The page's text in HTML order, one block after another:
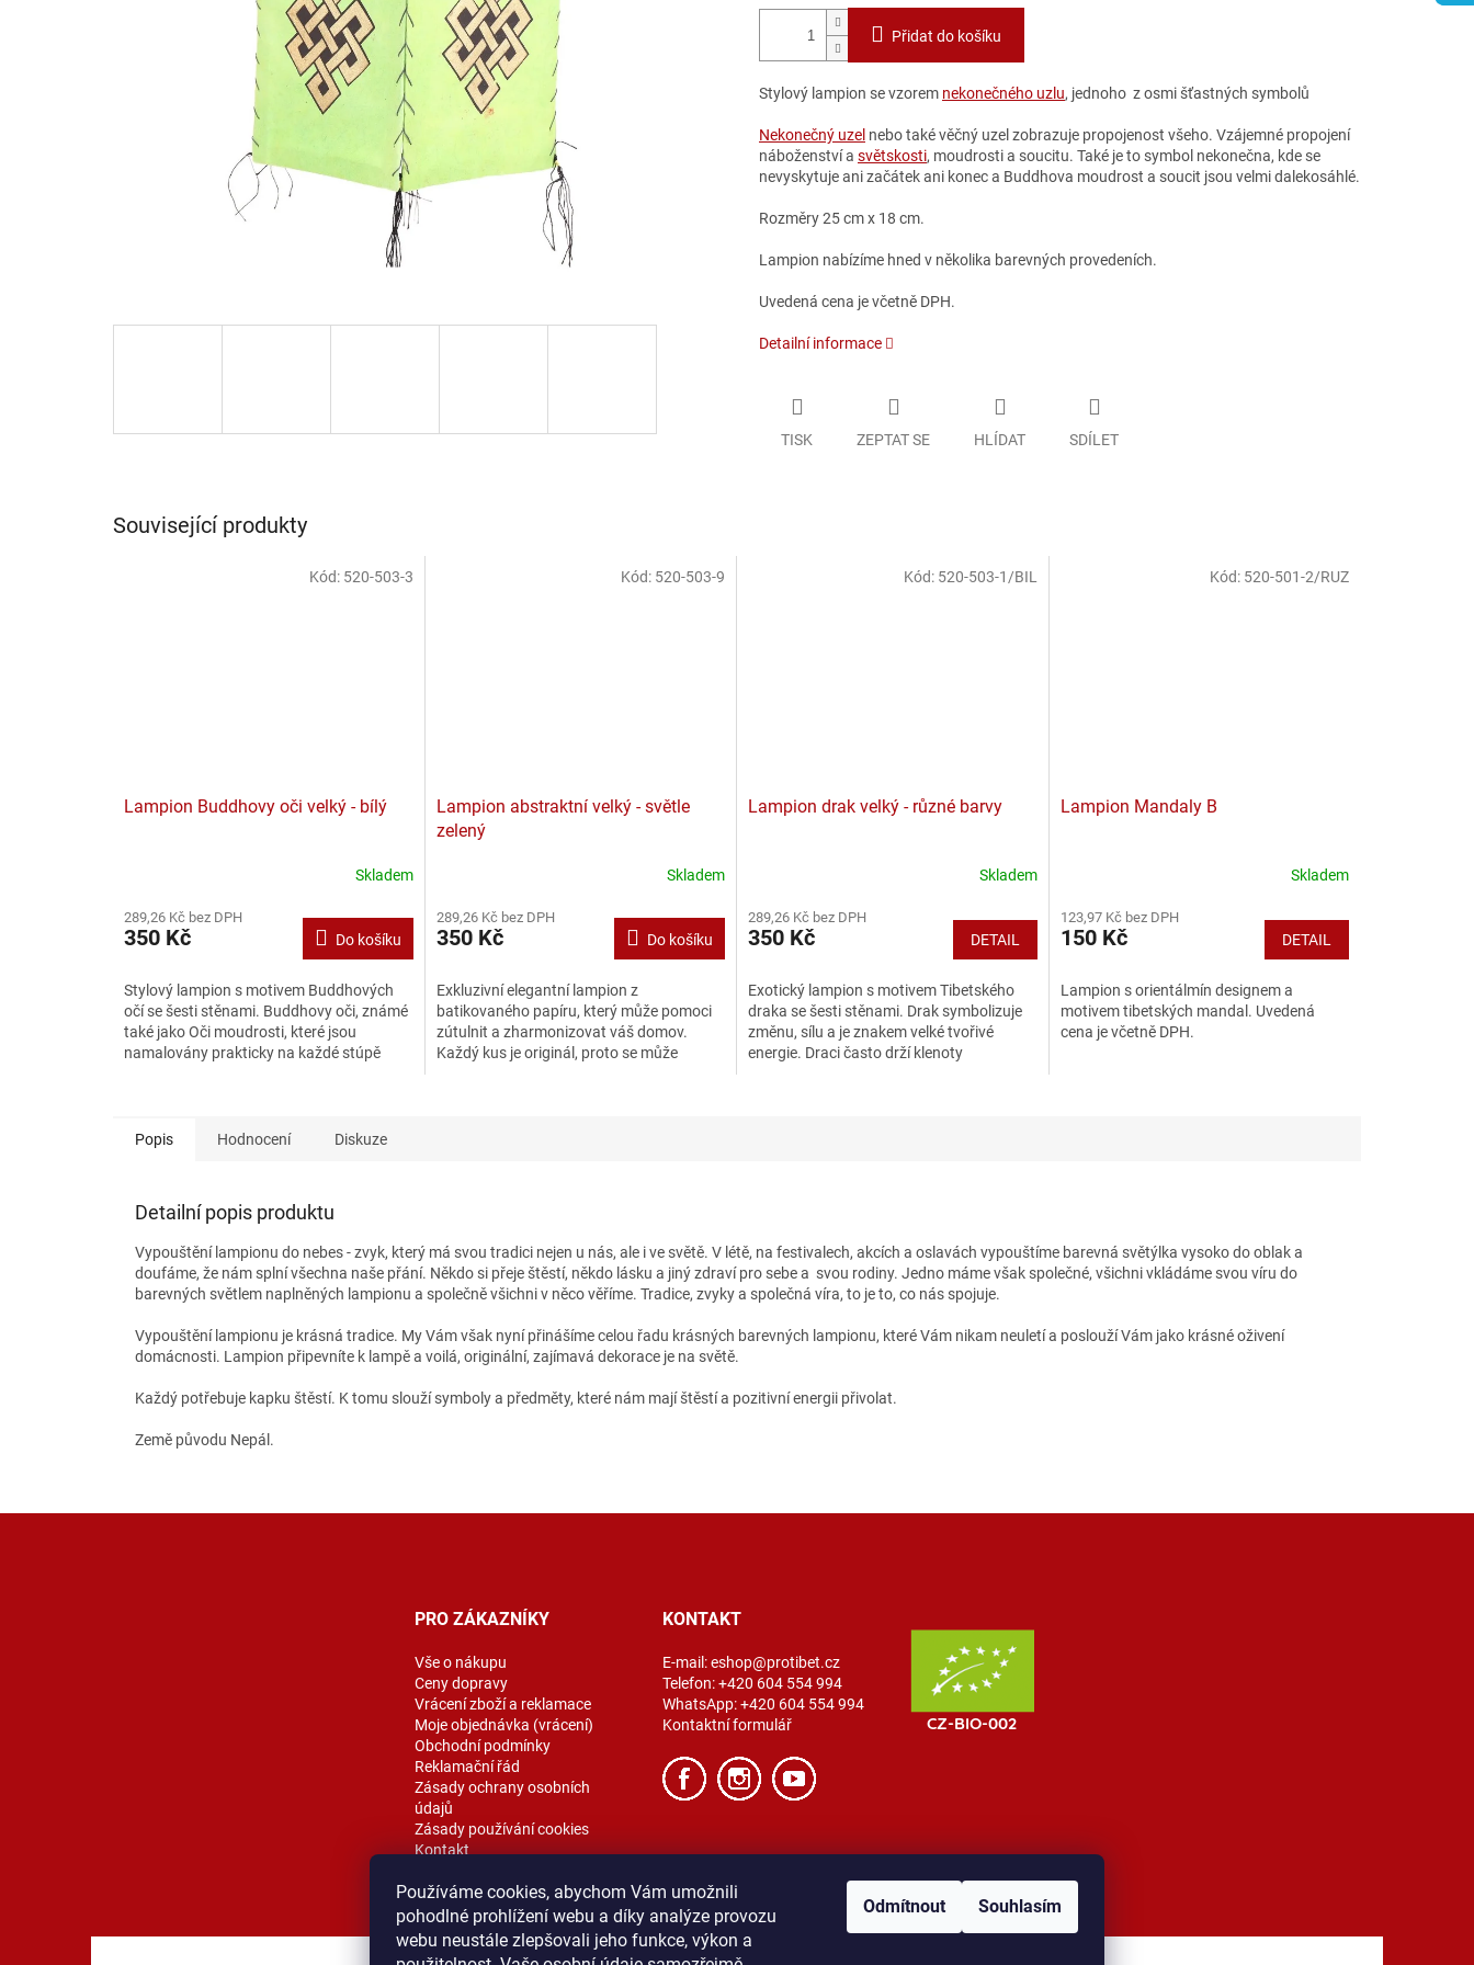
Používáme cookies, abychom Vám umožnili
pohodlné prohlížení webu a díky analýze provozu
webu neustále zlepšovali jeho funkce, výkon a
Odmítnout Souhlasím
Přidat do košíku
Stylový lampion se vzorem nekonečného uzlu, jednoho z osmi šťastných symbolů
Nekonečný uzel nebo také věčný uzel zobrazuje propojenost všeho. Vzájemné propojení
náboženství a světskosti, moudrosti a soucitu. Také je to symbol nekonečna, kde se
nevyskytuje ani začátek ani konec a Buddhova moudrost a soucit jsou velmi dalekosáhlé.
Rozměry 25 cm x 18 cm.
Lampion nabízíme hned v několika barevných provedeních.
Uvedená cena je včetně DPH.
Detailní informace
TISK ZEPTAT SE HLÍDAT SDÍLET
Související produkty
Lampion Buddhovy oči velký - bílý
Skladem
289,26 Kč bez DPH
350 Kč Do košíku
Stylový lampion s motivem Buddhových
očí se šesti stěnami. Buddhovy oči, známé
také jako Oči moudrosti, které jsou
namalovány prakticky na každé stúpě
Kód: 520-503-3
Lampion abstraktní velký - světle
zelený
Skladem
289,26 Kč bez DPH
350 Kč Do košíku
Exkluzivní elegantní lampion z
batikovaného papíru, který může pomoci
zútulnit a zharmonizovat váš domov.
Každý kus je originál, proto se může
Kód: 520-503-9
Lampion drak velký - různé barvy
produktu
je
z
5
hvězdiček.
Skladem
289,26 Kč bez DPH
350 Kč DETAIL
Exotický lampion s motivem Tibetského
draka se šesti stěnami. Drak symbolizuje
změnu, sílu a je znakem velké tvořivé
energie. Draci často drží klenoty
Kód: 520-503-1/BIL
Lampion Mandaly B
Skladem
123,97 Kč bez DPH
150 Kč DETAIL
Lampion s orientálmín designem a
motivem tibetských mandal. Uvedená
cena je včetně DPH.
Kód: 520-501-2/RUZ
Popis Hodnocení Diskuze
Detailní popis produktu
Vypouštění lampionu do nebes - zvyk, který má svou tradici nejen u nás, ale i ve světě. V létě, na festivalech, akcích a oslavách vypouštíme barevná světýlka vysoko do oblak a
doufáme, že nám splní všechna naše přání. Někdo si přeje štěstí, někdo lásku a jiný zdraví pro sebe a svou rodiny. Jedno máme však společné, všichni vkládáme svou víru do
barevných světlem naplněných lampionu a společně všichni v něco věříme. Tradice, zvyky a společná víra, to je to, co nás spojuje.
Vypouštění lampionu je krásná tradice. My Vámvšak nynípřinášíme celou řadu krásných barevných lampionu, které Vám nikam neuletí a poslouží Vám jako krásné oživení
domácnosti. Lampion připevníte k lampě a voilá, originální, zajímavá dekorace je na světě.
Každý potřebuje kapku štěstí. K tomu slouží symboly a předměty, které nám mají štěstí a pozitivní energii přivolat.
Země původu Nepál.
PRO ZÁKAZNÍKY
Vše o nákupu
Ceny dopravy
Vrácení zboží a reklamace
Moje objednávka (vrácení)
Obchodní podmínky
Reklamační řád
Zásady ochrany osobních
údajů
Zásady používání cookies
Kontakt
KONTAKT
E-mail:eshop@protibet.cz
Telefon:+420 604 554 994
WhatsApp:+420 604 554 994
Kontaktní formulář